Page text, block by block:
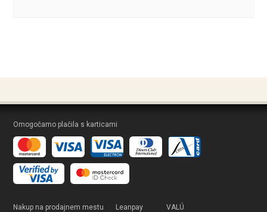
Omogočamo plačila s karticami
Nakup na prodajnem mestu Leanpay VALÚ